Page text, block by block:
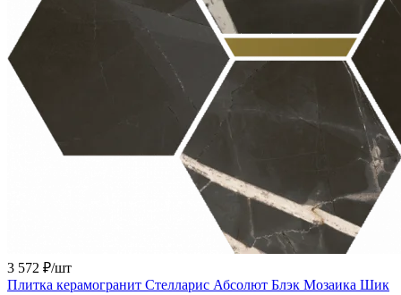
3 572 ₽/шт
Плитка керамогранит Стелларис Абсолют Блэк Мозаика Шик